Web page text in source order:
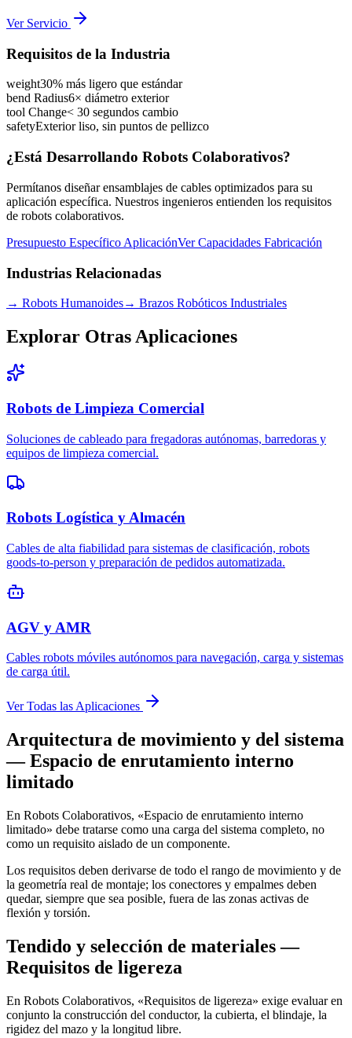
Ver Servicio
Requisitos de la Industria
weight30% más ligero que estándar
bend Radius6× diámetro exterior
tool Change< 30 segundos cambio
safetyExterior liso, sin puntos de pellizco
¿Está Desarrollando Robots Colaborativos?
Permítanos diseñar ensamblajes de cables optimizados para su
aplicación específica. Nuestros ingenieros entienden los requisitos
de robots colaborativos.
Presupuesto Específico AplicaciónVer Capacidades Fabricación
Industrias Relacionadas
→ Robots Humanoides→ Brazos Robóticos Industriales
Explorar Otras Aplicaciones
Robots de Limpieza Comercial
Soluciones de cableado para fregadoras autónomas, barredoras y
equipos de limpieza comercial.
Robots Logística y Almacén
Cables de alta fiabilidad para sistemas de clasificación, robots
goods-to-person y preparación de pedidos automatizada.
AGV y AMR
Cables robots móviles autónomos para navegación, carga y sistemas
de carga útil.
Ver Todas las Aplicaciones
Arquitectura de movimiento y del sistema
— Espacio de enrutamiento interno
limitado
En Robots Colaborativos, «Espacio de enrutamiento interno
limitado» debe tratarse como una carga del sistema completo, no
como un requisito aislado de un componente.
Los requisitos deben derivarse de todo el rango de movimiento y de
la geometría real de montaje; los conectores y empalmes deben
quedar, siempre que sea posible, fuera de las zonas activas de
flexión y torsión.
Tendido y selección de materiales —
Requisitos de ligereza
En Robots Colaborativos, «Requisitos de ligereza» exige evaluar en
conjunto la construcción del conductor, la cubierta, el blindaje, la
rigidez del mazo y la longitud libre.